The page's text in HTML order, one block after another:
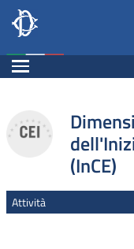
Internazionale,
Salta al contenuto
Salta al menu di
Espandi
(InCE)
Attività
Navigazione
Fine pagina
Salta al contenuto
Salta al menu di
Vai a inizio pagina